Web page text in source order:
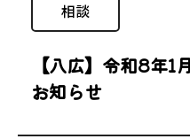
相談
【八広】令和8年1
お知らせ